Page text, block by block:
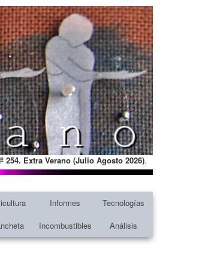
254. Extra Verano (Julio Agosto 2026).
Informes
Tecnologías
Incombustibles Análisis